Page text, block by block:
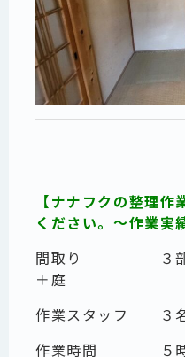
【ナナフクの整理
ください。～作業実
間取り ３部屋
＋庭
作業スタッフ ３
作業時間 ５時